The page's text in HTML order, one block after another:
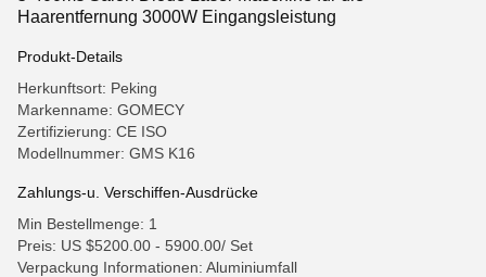
Haarentfernung 3000W Eingangsleistung
Produkt-Details
Herkunftsort: Peking
Markenname: GOMECY
Zertifizierung: CE ISO
Modellnummer: GMS K16
Zahlungs-u. Verschiffen-Ausdrücke
Min Bestellmenge: 1
Preis: US $5200.00 - 5900.00/ Set
Verpackung Informationen: Aluminiumfall